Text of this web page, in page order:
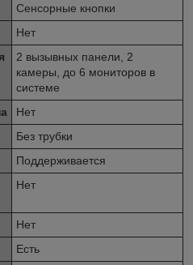
Сенсорные кнопки
Нет
2 вызывных панели, 2
камеры, до 6 мониторов в
системе
Нет
Без трубки
Поддерживается
Нет
Нет
Есть